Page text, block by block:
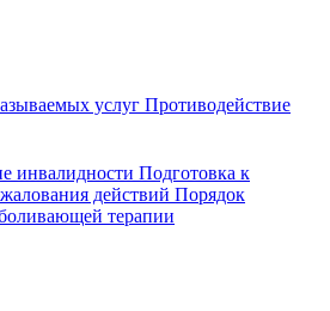
услуг Противодействие
инвалидности Подготовка к
действий Порядок
терапии